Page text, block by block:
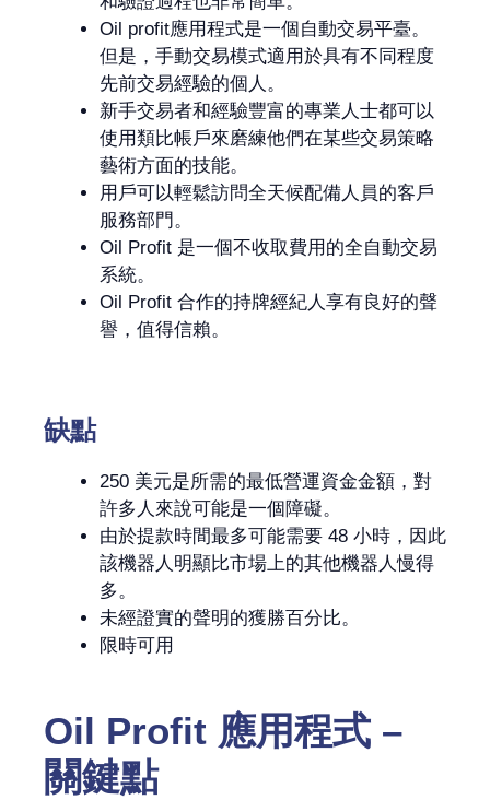
Oil profit應用程式是一個自動交易平臺。
但是，手動交易模式適用於具有不同程度
先前交易經驗的個人。
新手交易者和經驗豐富的專業人士都可以
使用類比帳戶來磨練他們在某些交易策略
藝術方面的技能。
用戶可以輕鬆訪問全天候配備人員的客戶
服務部門。
Oil Profit 是一個不收取費用的全自動交易
系統。
Oil Profit 合作的持牌經紀人享有良好的聲
譽，值得信賴。
缺點
250 美元是所需的最低營運資金金額，對
許多人來說可能是一個障礙。
由於提款時間最多可能需要 48 小時，因此
該機器人明顯比市場上的其他機器人慢得
多。
未經證實的聲明的獲勝百分比。
限時可用
Oil Profit 應用程式 –
關鍵點